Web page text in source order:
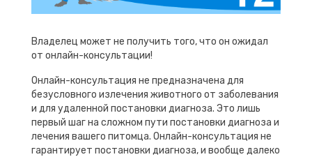
Владелец может не получить того, что он ожидал
от онлайн-консультации!
Онлайн-консультация не предназначена для
безусловного излечения животного от заболевания
и для удаленной постановки диагноза. Это лишь
первый шаг на сложном пути постановки диагноза и
лечения вашего питомца. Онлайн-консультация не
гарантирует постановки диагноза, и вообще далеко